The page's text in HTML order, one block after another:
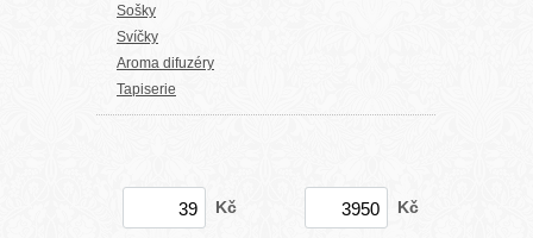
Sošky
Svíčky
Aroma difuzéry
Tapiserie
Kč Kč